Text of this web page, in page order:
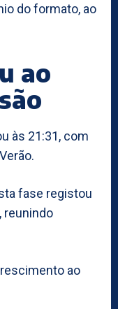
do formato, ao
ao
às 21:31, com
fase registou
reunindo
ao